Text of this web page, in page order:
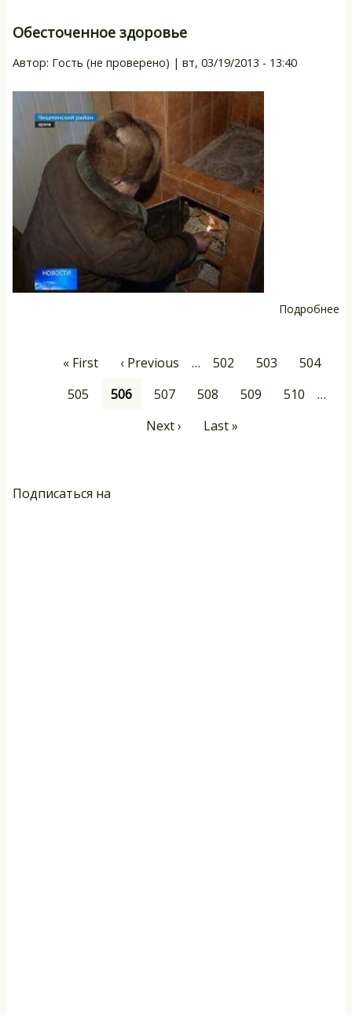
Обесточенное здоровье
Автор: Гость (не проверено) | вт, 03/19/2013 - 13:40
Подробнее
Первая
страница
« First
Предыдущая
страница
‹ Previous … Page
502 Page
503 Page
504
Page
505
Текущая
506 Page
507 Page
508 Page
509 Page
510
…
Следующая
Next ›
Последняя
Last »
Подписаться на